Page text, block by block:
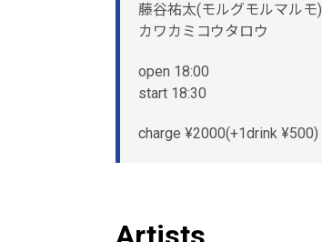
藤谷祐太(モルグモルマルモ)
カワカミコウタロウ
open 18:00
start 18:30
charge ¥2000(+1drink ¥500)